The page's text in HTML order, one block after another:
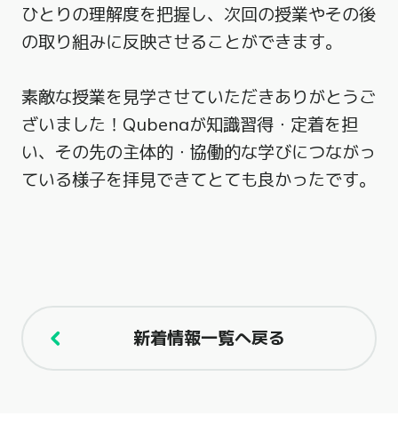
ひとりの理解度を把握し、次回の授業やその後
の取り組みに反映させることができます。
素敵な授業を見学させていただきありがとうご
ざいました！Qubenaが知識習得・定着を担
い、その先の主体的・協働的な学びにつながっ
ている様子を拝見できてとても良かったです。
新着情報一覧へ戻る